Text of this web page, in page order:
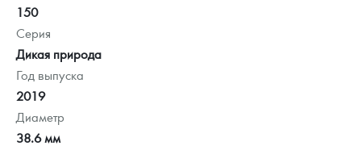
150
Серия
Дикая природа
Год выпуска
2019
Диаметр
38.6 мм